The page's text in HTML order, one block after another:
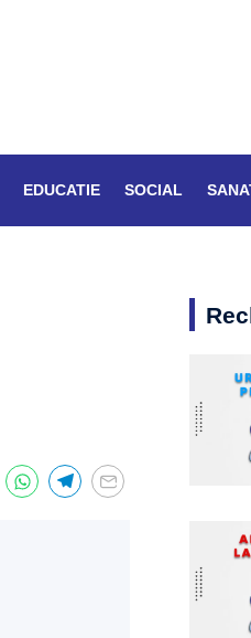
EDUCATIE SOCIAL